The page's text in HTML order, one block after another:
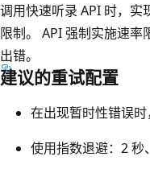
调用快速听录 API 时，实
限制。 API 强制实施速
出错。
建议的重试配置
在出现暂时性错误时
使用指数退避：2 秒